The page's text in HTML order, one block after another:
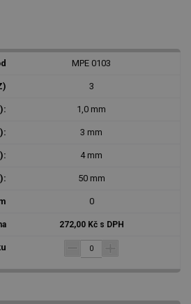
MPE 0103
3
1,0 mm
3 mm
4 mm
50 mm
0
272,00 Kč s DPH